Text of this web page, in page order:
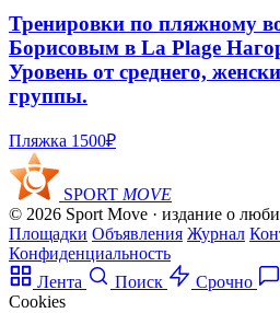
Тренировки по пляжному
Борисовым в La Plage
Уровень от среднего,
группы.
Пляжка 1500₽
SPORT MOVE
© 2026 Sport Move · издание о
Площадки Объявления Журнал
Конфиденциальность
Лента
Поиск Срочно
Cookies